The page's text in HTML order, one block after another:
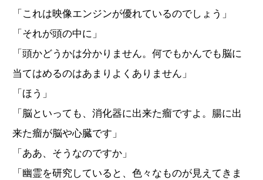
「これは映像エンジンが優れているのでしょう」
「それが頭の中に」
「頭かどうかは分かりません。何でもかんでも脳に
当てはめるのはあまりよくありません」
「ほう」
「脳といっても、消化器に出来た瘤ですよ。腸に出
来た瘤が脳や心臓です」
「ああ、そうなのですか」
「幽霊を研究していると、色々なものが見えてきま